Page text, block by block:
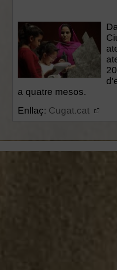
a quatre mesos.
Enllaç: Cugat.cat